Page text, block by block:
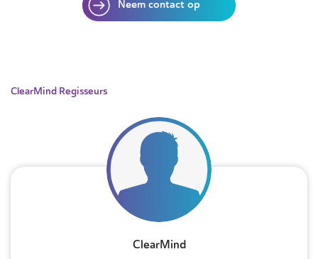
Neem contact op
ClearMind Regisseurs
ClearMind